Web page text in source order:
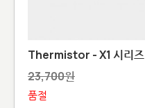
Thermistor - X1 시리즈
23,700원
품절